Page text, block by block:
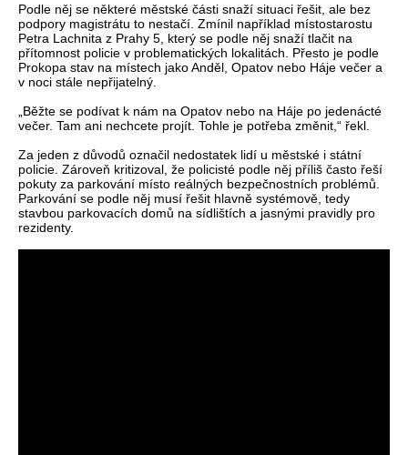
Podle něj se některé městské části snaží situaci řešit, ale bez
podpory magistrátu to nestačí. Zmínil například místostarostu
Petra Lachnita z Prahy 5, který se podle něj snaží tlačit na
přítomnost policie v problematických lokalitách. Přesto je podle
Prokopa stav na místech jako Anděl, Opatov nebo Háje večer a
v noci stále nepřijatelný.
„Běžte se podívat k nám na Opatov nebo na Háje po jedenácté
večer. Tam ani nechcete projít. Tohle je potřeba změnit,“ řekl.
Za jeden z důvodů označil nedostatek lidí u městské i státní
policie. Zároveň kritizoval, že policisté podle něj příliš často řeší
pokuty za parkování místo reálných bezpečnostních problémů.
Parkování se podle něj musí řešit hlavně systémově, tedy
stavbou parkovacích domů na sídlištích a jasnými pravidly pro
rezidenty.